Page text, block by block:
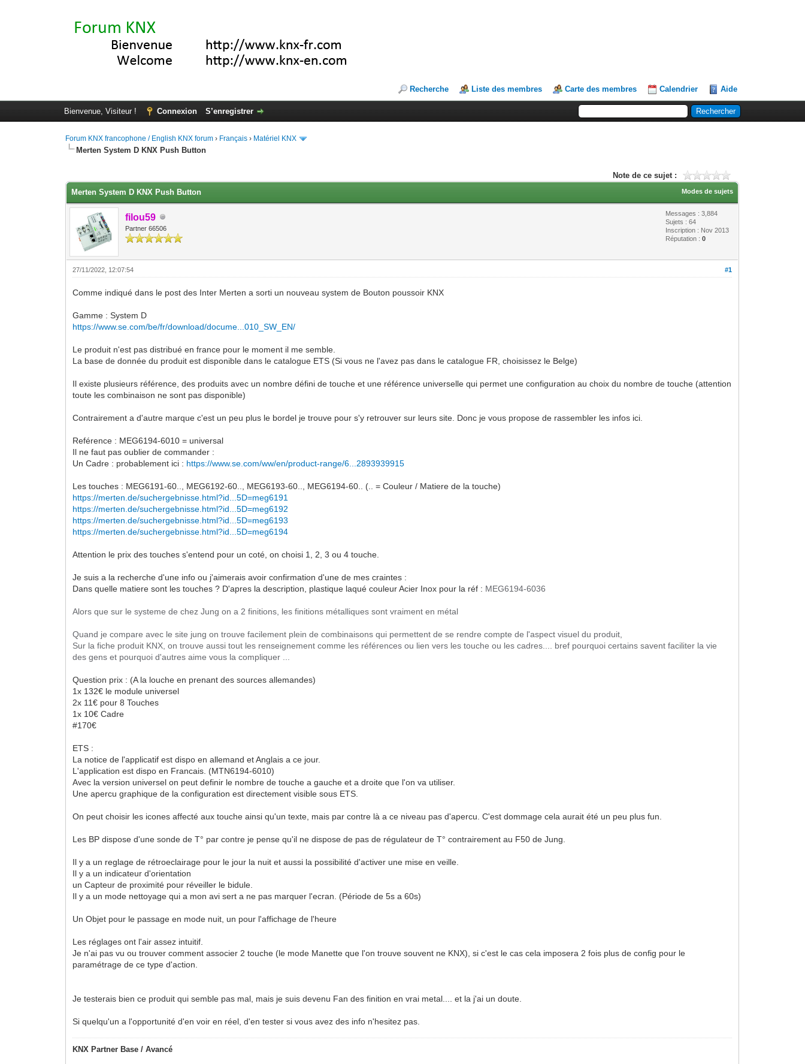
Recherche Liste des membres Carte des membres Calendrier Aide
Bienvenue, Visiteur ! Connexion S’enregistrer
Forum KNX francophone / English KNX forum › Français › Matériel KNX
Merten System D KNX Push Button
Note de ce sujet :
Modes de sujets
Merten System D KNX Push Button
filou59
Partner 66506
Messages : 3,884
Sujets : 64
Inscription : Nov 2013
Réputation :0
#1
27/11/2022, 12:07:54
Comme indiqué dans le post des Inter Merten a sorti un nouveau system de Bouton poussoir KNX
Gamme : System D
https://www.se.com/be/fr/download/docume...010_SW_EN/
Le produit n'est pas distribué en france pour le moment il me semble.
La base de donnée du produit est disponible dans le catalogue ETS (Si vous ne l'avez pas dans le catalogue FR, choisissez le Belge)
Il existe plusieurs référence, des produits avec un nombre défini de touche et une référence universelle qui permet une configuration au choix du nombre de touche (attention
toute les combinaison ne sont pas disponible)
Contrairement a d'autre marque c'est un peu plus le bordel je trouve pour s'y retrouver sur leurs site. Donc je vous propose de rassembler les infos ici.
Reférence : MEG6194-6010 = universal
Il ne faut pas oublier de commander :
Un Cadre : probablement ici : https://www.se.com/ww/en/product-range/6...2893939915
Les touches : MEG6191-60.., MEG6192-60.., MEG6193-60.., MEG6194-60.. (.. = Couleur / Matiere de la touche)
https://merten.de/suchergebnisse.html?id...5D=meg6191
https://merten.de/suchergebnisse.html?id...5D=meg6192
https://merten.de/suchergebnisse.html?id...5D=meg6193
https://merten.de/suchergebnisse.html?id...5D=meg6194
Attention le prix des touches s'entend pour un coté, on choisi 1, 2, 3 ou 4 touche.
Je suis a la recherche d'une info ou j'aimerais avoir confirmation d'une de mes craintes :
Dans quelle matiere sont les touches ? D'apres la description, plastique laqué couleur Acier Inox pour la réf : MEG6194-6036
Alors que sur le systeme de chez Jung on a 2 finitions, les finitions métalliques sont vraiment en métal
Quand je compare avec le site jung on trouve facilement plein de combinaisons qui permettent de se rendre compte de l'aspect visuel du produit,
Sur la fiche produit KNX, on trouve aussi tout les renseignement comme les références ou lien vers les touche ou les cadres.... bref pourquoi certains savent faciliter la vie
des gens et pourquoi d'autres aime vous la compliquer ...
Question prix : (A la louche en prenant des sources allemandes)
1x 132€ le module universel
2x 11€ pour 8 Touches
1x 10€ Cadre
#170€
ETS :
La notice de l'applicatif est dispo en allemand et Anglais a ce jour.
L'application est dispo en Francais. (MTN6194-6010)
Avec la version universel on peut definir le nombre de touche a gauche et a droite que l'on va utiliser.
Une apercu graphique de la configuration est directement visible sous ETS.
On peut choisir les icones affecté aux touche ainsi qu'un texte, mais par contre là a ce niveau pas d'apercu. C'est dommage cela aurait été un peu plus fun.
Les BP dispose d'une sonde de T° par contre je pense qu'il ne dispose de pas de régulateur de T° contrairement au F50 de Jung.
Il y a un reglage de rétroeclairage pour le jour la nuit et aussi la possibilité d'activer une mise en veille.
Il y a un indicateur d'orientation
un Capteur de proximité pour réveiller le bidule.
Il y a un mode nettoyage qui a mon avi sert a ne pas marquer l'ecran. (Période de 5s a 60s)
Un Objet pour le passage en mode nuit, un pour l'affichage de l'heure
Les réglages ont l'air assez intuitif.
Je n'ai pas vu ou trouver comment associer 2 touche (le mode Manette que l'on trouve souvent ne KNX), si c'est le cas cela imposera 2 fois plus de config pour le
paramétrage de ce type d'action.
Je testerais bien ce produit qui semble pas mal, mais je suis devenu Fan des finition en vrai metal.... et la j'ai un doute.
Si quelqu'un a l'opportunité d'en voir en réel, d'en tester si vous avez des info n'hesitez pas.
KNX Partner Base / Avancé